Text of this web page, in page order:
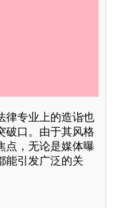
律专业上的造诣也
破口。由于其风格
点，无论是媒体曝
能引发广泛的关